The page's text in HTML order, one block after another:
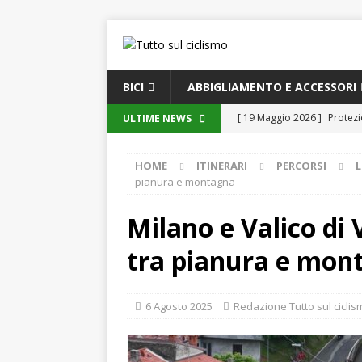
BICI ABBIGLIAMENTO E ACCESSORI
ULTIME NEWS [ 19 Maggio 2026 ]
moderno
GUIDE
oggi e domani
GUIDE
[ 18 Maggio 2026 ]
[ 19 Maggio 2026 ]
HOME ITINERARI PERCORSI
pianura e montagna
Milano e Valico di
tra pianura e
6 Agosto 2025 Redazione Tutto sul